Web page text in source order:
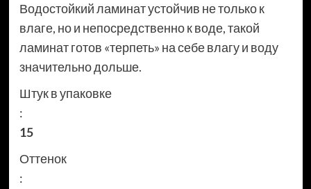
Водостойкий ламинат устойчив не только к
влаге, но и непосредственно к воде, такой
ламинат готов «терпеть» на себе влагу и воду
значительно дольше.
Штук в упаковке
:
15
Оттенок
: